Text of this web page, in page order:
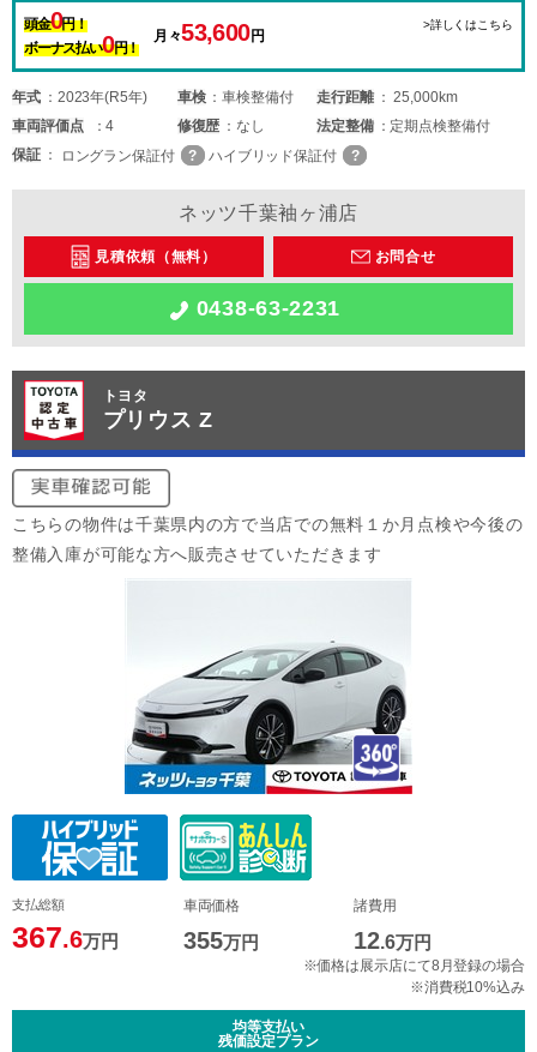
頭金0円！
ボーナス払い0円！
月々53,600円
>詳しくはこちら
年式 2023年(R5年) 車検 車検整備付 走行距離
25,000km
車両評価点 4 修復歴 なし 法定整備
定期点検整備付
保証
ロングラン保証付 ハイブリッド保証付
ネッツ千葉袖ヶ浦店
見積依頼（無料） お問合せ
0438-63-2231
トヨタ
プリウス Z
こちらの物件は千葉県内の方で当店での無料１か月点検や今後の
整備入庫が可能な方へ販売させていただきます
支払総額
367.6万円
車両価格
355万円
諸費用
12.6万円
※価格は展示店にて8月登録の場合
※消費税10%込み
均等支払い
残価設定プラン